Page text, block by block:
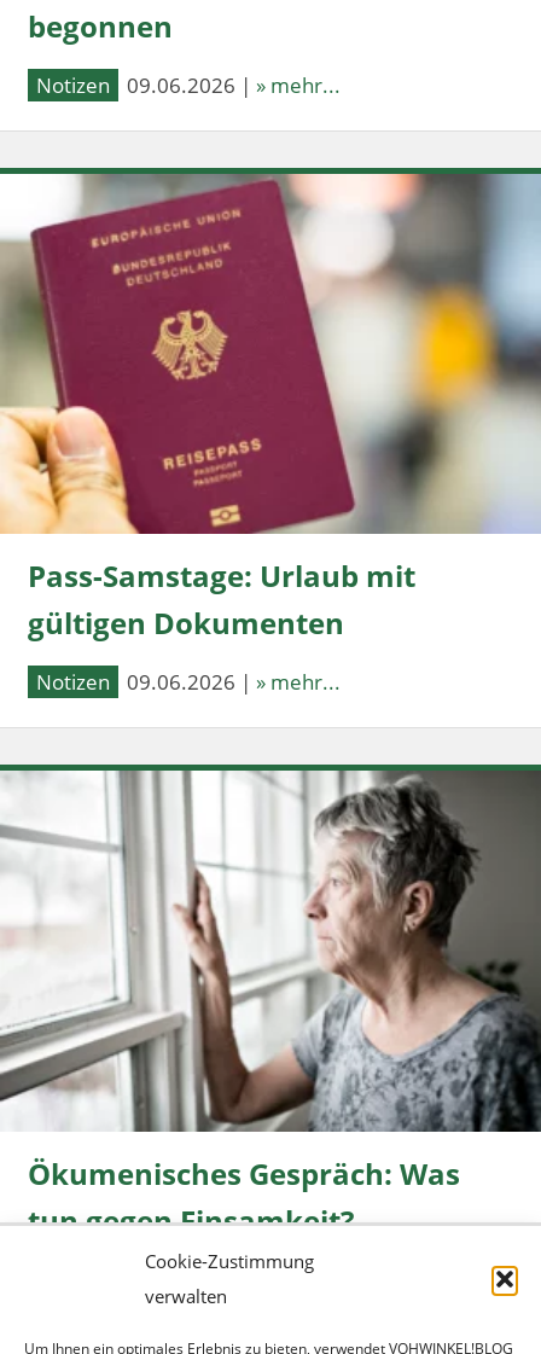
Cookie-Zustimmung
verwalten
Um Ihnen ein optimales Erlebnis zu bieten, verwendet VOHWINKEL!BLOG
begonnen
Notizen 09.06.2026 | » mehr...
Pass-Samstage: Urlaub mit
gültigen Dokumenten
Notizen 09.06.2026 | » mehr...
Ökumenisches Gespräch: Was
tun gegen Einsamkeit?
» mehr...